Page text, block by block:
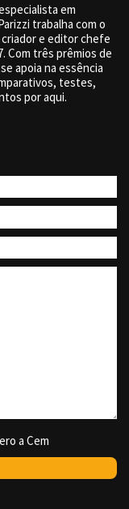
em
trabalha com o
criador e editor chefe
Com três prêmios de
apoia na essência
testes,
por aqui.
a Cem